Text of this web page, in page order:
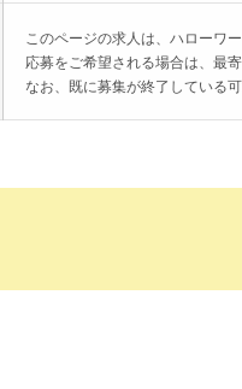
このページの求人は、ハローワ
応募をご希望される場合は、最
なお、既に募集が終了している